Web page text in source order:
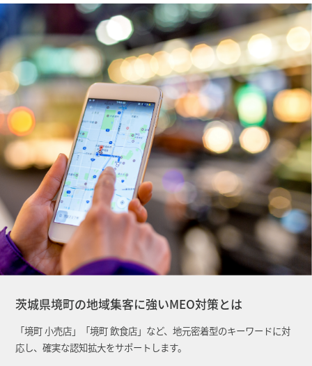
茨城県境町の地域集客に強いMEO対策とは
「境町 小売店」「境町 飲食店」など、地元密着型のキーワードに対
応し、確実な認知拡大をサポートします。